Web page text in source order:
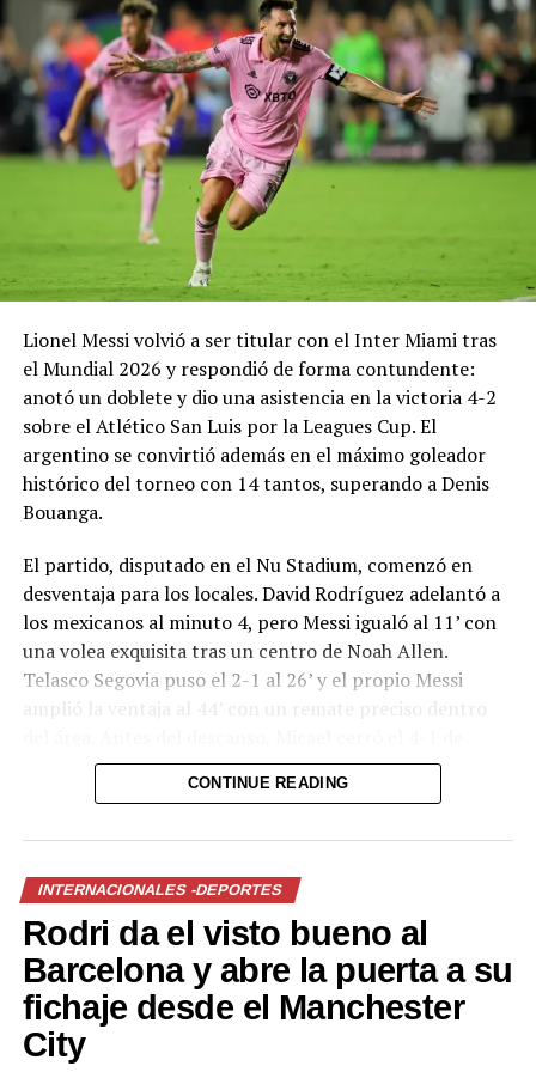
fútbol de Brasil, según
prensa de ese país
18 junio, 2023
En «Internacionales -
deportes»
RELATED TOPICS: ANCELOTTI BRASIL
SELECCIÓN
El PSG presenta a Luis Enrique como su nuevo
entrenador
DON'T MISS
David Beckham reveló como se enteró del fichaje de
Lionel Messi por el Inter Miami
(@realmadrid)August
6, 2026
Comparte esto:
Facebook X
Me gusta esto:
Lionel Messi volvió a ser titular con el Inter Miami tras
el Mundial 2026 y respondió de forma contundente:
anotó un doblete y dio una asistencia en la victoria 4-2
sobre el Atlético San Luis por la Leagues Cup. El
argentino se convirtió además en el máximo goleador
histórico del torneo con 14 tantos, superando a Denis
Bouanga.
El partido, disputado en el Nu Stadium, comenzó en
desventaja para los locales. David Rodríguez adelantó a
los mexicanos al minuto 4, pero Messi igualó al 11’ con
una volea exquisita tras un centro de Noah Allen.
Telasco Segovia puso el 2-1 al 26’ y el propio Messi
amplió la ventaja al 44’ con un remate preciso dentro
cabeza a pase de Messi desde un córner. Rafa Llorente
descontó para San Luis en el segundo tiempo.
El regreso del astro argentino, de 39 años, llega apenas
semanas después de que Argentina cayera en la final del
Mundial ante España. Messi no solo recuperó el gol, sino
que demostró nuevamente su influencia decisiva en el
juego del Inter Miami, equipo que busca reafirmarse en
la competición binacional.
El próximo compromiso de las “Garzas” será el sábado
CONTINUE READING
INTERNACIONALES -DEPORTES
Rodri da el visto bueno al
Barcelona y abre la puerta a su
fichaje desde el Manchester
City